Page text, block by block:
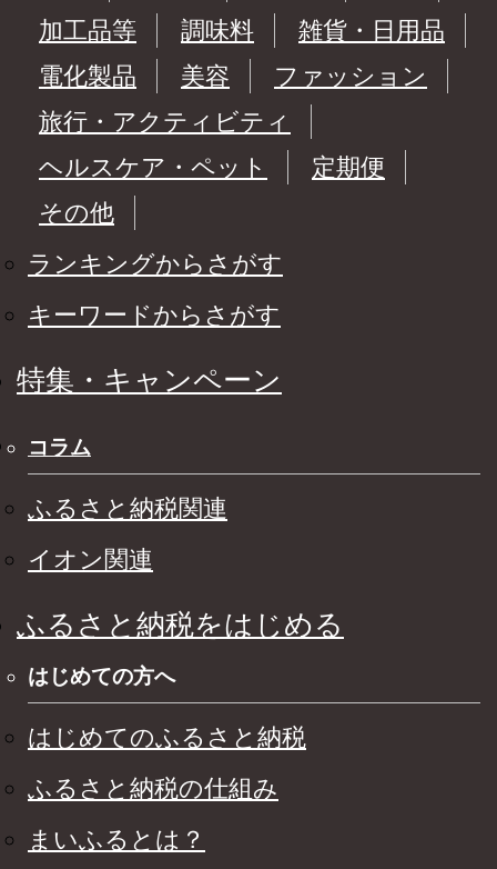
加工品等
調味料
雑貨・日用品
電化製品
美容
ファッション
旅行・アクティビティ
ヘルスケア・ペット
定期便
その他
ランキングからさがす
キーワードからさがす
特集・キャンペーン
コラム
ふるさと納税関連
イオン関連
ふるさと納税をはじめる
はじめての方へ
はじめてのふるさと納税
ふるさと納税の仕組み
まいふるとは？